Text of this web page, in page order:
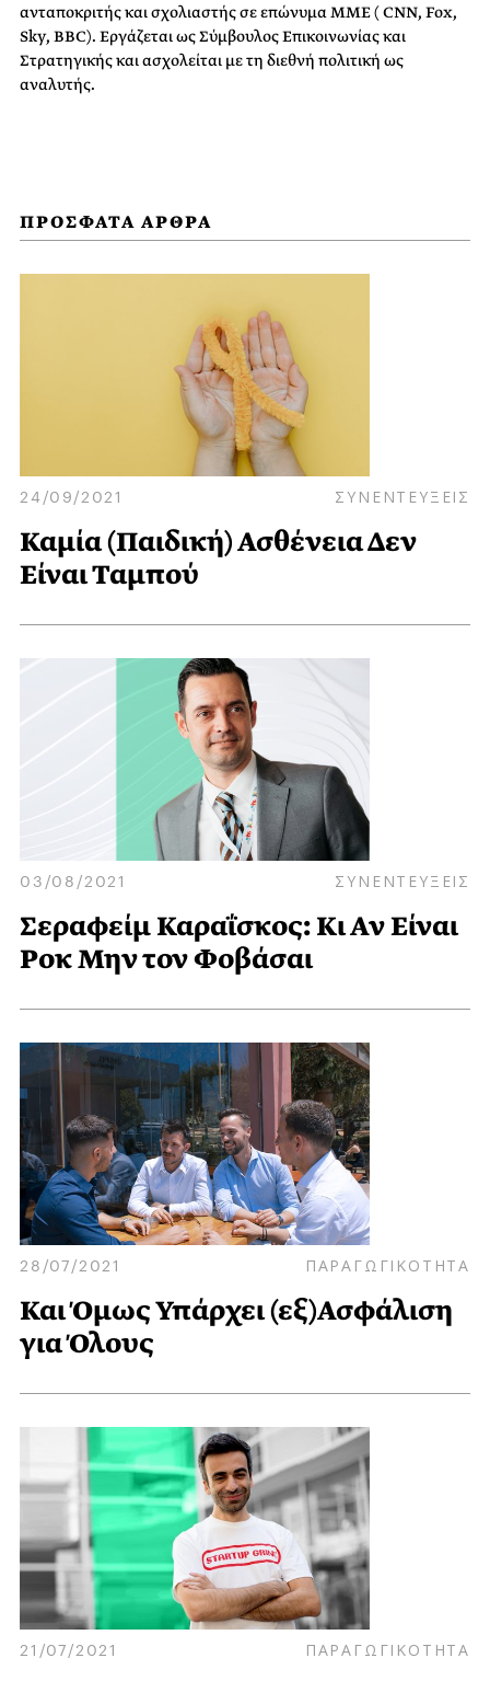
ανταποκριτής και σχολιαστής σε επώνυμα ΜΜΕ ( CNN, Fox,
Sky, BBC). Εργάζεται ως Σύμβουλος Επικοινωνίας και
Στρατηγικής και ασχολείται με τη διεθνή πολιτική ως
αναλυτής.
ΠΡΟΣΦΑΤΑ ΑΡΘΡΑ
24/09/2021 ΣΥΝΕΝΤΕΥΞΕΙΣ
Καμία (Παιδική) Ασθένεια Δεν
Είναι Ταμπού
03/08/2021 ΣΥΝΕΝΤΕΥΞΕΙΣ
Σεραφείμ Καραΐσκος: Κι Αν Είναι
Ροκ Μην τον Φοβάσαι
28/07/2021 ΠΑΡΑΓΩΓΙΚΟΤΗΤΑ
Και Όμως Υπάρχει (εξ)Ασφάλιση
για Όλους
21/07/2021 ΠΑΡΑΓΩΓΙΚΟΤΗΤΑ